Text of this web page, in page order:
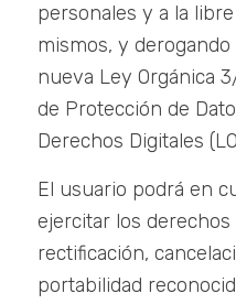
personales y a la
mismos, y derogando
nueva Ley Orgánica
de Protección de
Derechos Digitales
El usuario podrá en
ejercitar los derechos
rectificación,
portabilidad